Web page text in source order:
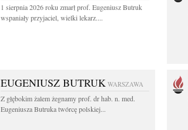
1 sierpnia 2026 roku zmarł prof. Eugeniusz Butruk
wspaniały przyjaciel, wielki lekarz....
EUGENIUSZ BUTRUK WARSZAWA
Z głębokim żalem żegnamy prof. dr hab. n. med.
Eugeniusza Butruka twórcę polskiej...